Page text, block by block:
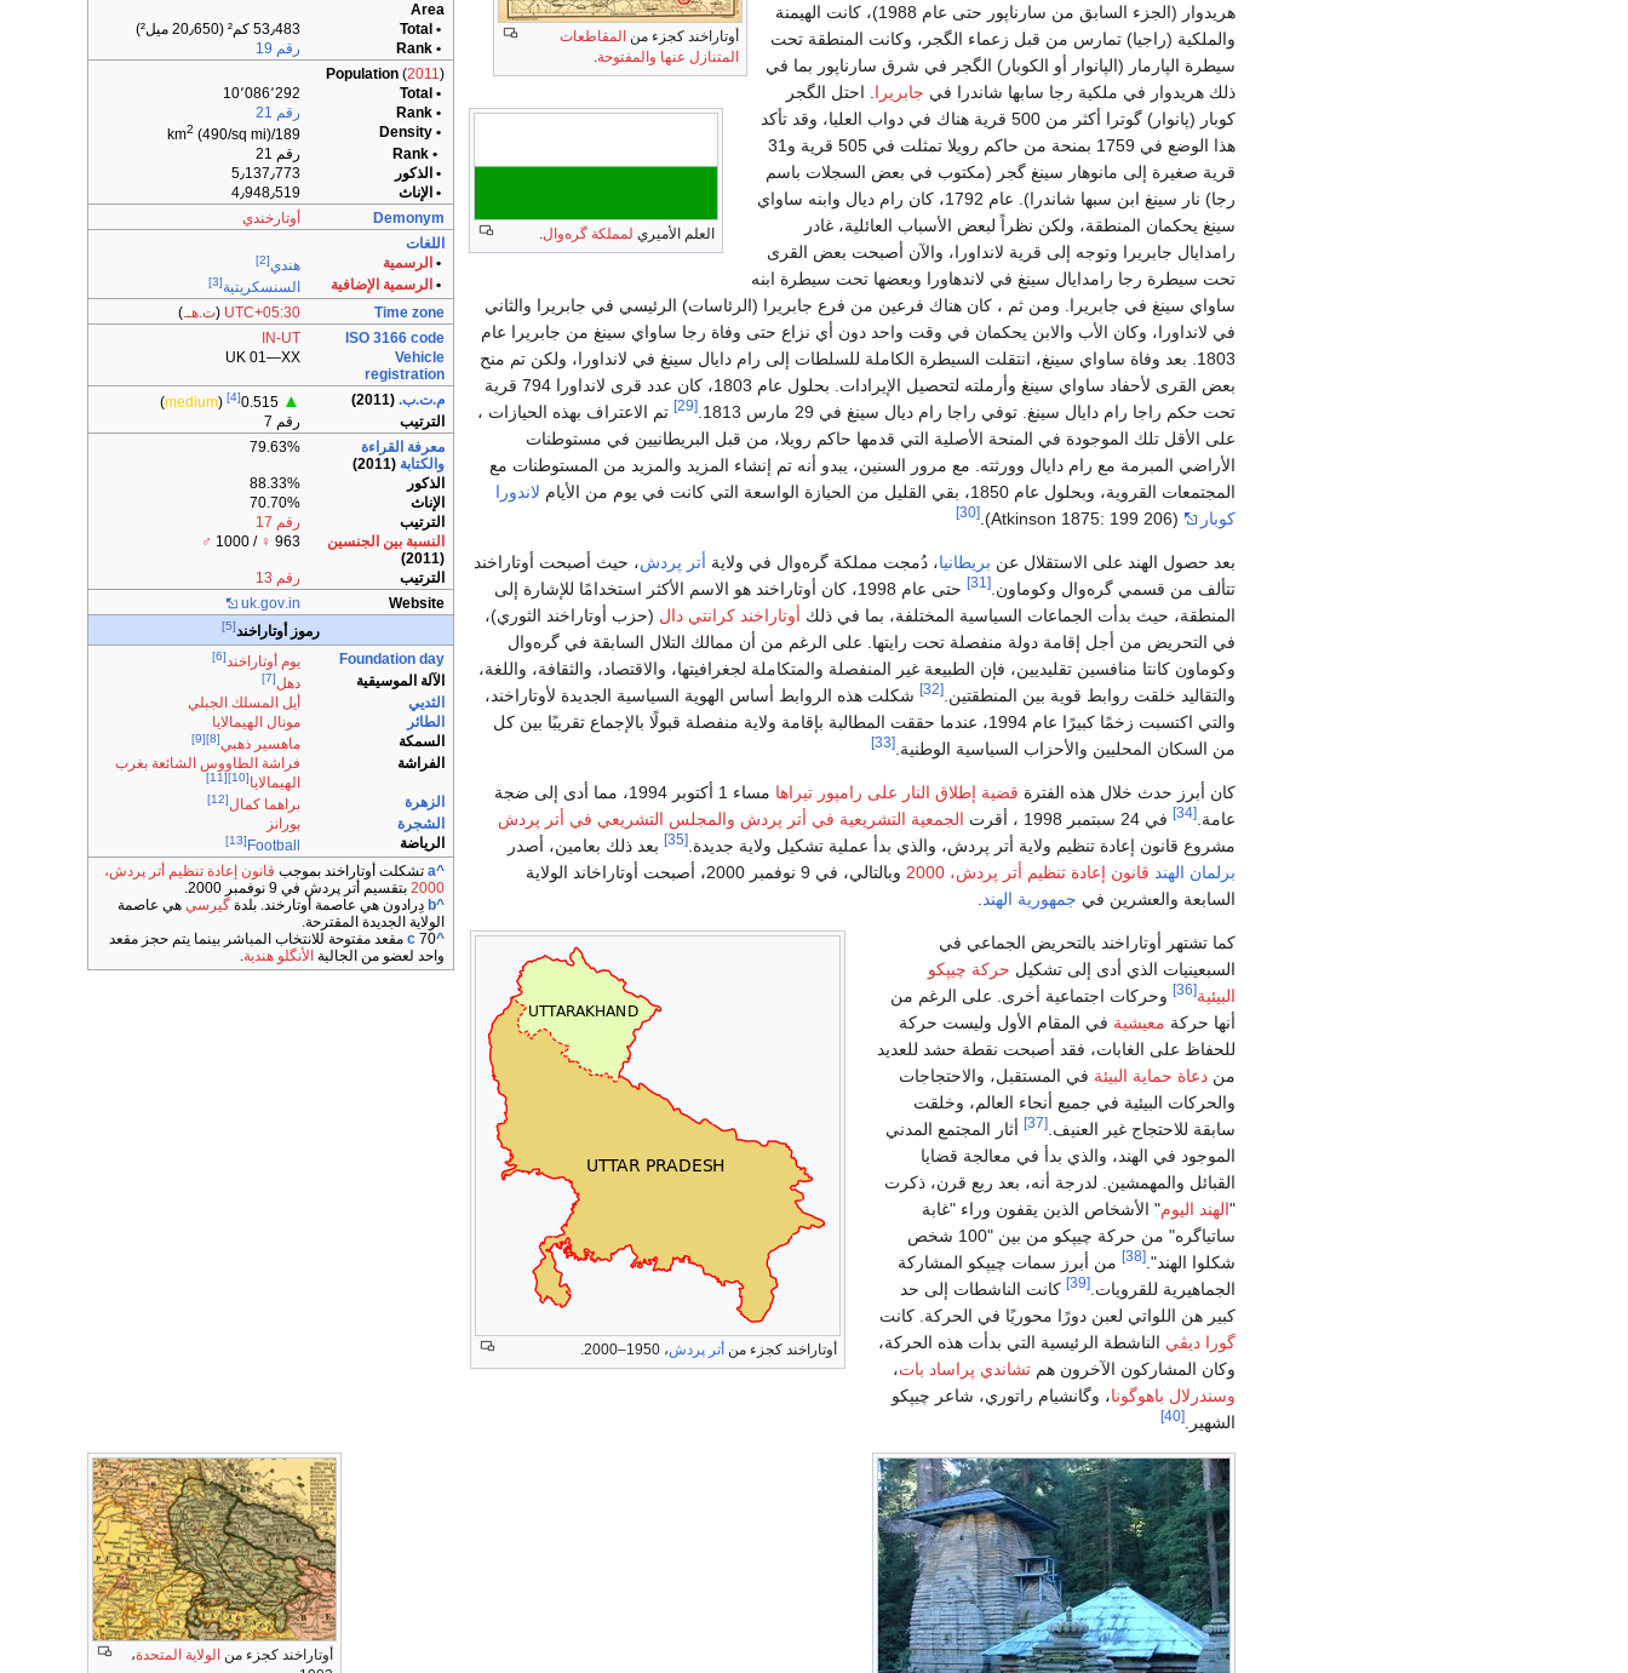
Area
• Total
53٫483 كم² (20٫650 ميل²)
• Rank
رقم 19
Population (2011)
• Total
10٬086٬292
• Rank
رقم 21
• Density
189/km
2 (490/sq mi)
• Rank
رقم 21
• الذكور
5٫137٫773
• الإناث
4٫948٫519
Demonym
أوتارخندي
اللغات
• الرسمية هندي[2]
• الرسمية الإضافية السنسكريتية[3]
Time zone
UTC+05:30
(ت.هـ.)
ISO 3166 code
IN-UT
Vehicle
registration
UK 01—XX
م.ت.ب. (2011)
▲
0.515
[4]
(
medium
)
الترتيب
رقم 7
معرفة القراءة
والكتابة (2011)
79.63%
الذكور
88.33%
الإناث
70.70%
الترتيب
رقم 17
النسبة بين الجنسين
(2011)
963
♀
/ 1000
♂
الترتيب
رقم 13
Website
uk.gov.in
رموز أوتاراخند[5]
Foundation day يوم أوتاراخند[6]
الآلة الموسيقية دهل[7]
الثديي
أيل المسلك الجبلي
الطائر
مونال الهيمالايا
السمكة
ماهسير ذهبي[8]
[9]
الفراشة
فراشة الطاووس الشائعة بغرب
الهيمالايا[10]
[11]
الزهرة براهما كمال[12]
الشجرة
بورانز
الرياضة
Football
[13]
^a تشكلت أوتاراخند بموجب قانون إعادة تنظيم أتر پردش،
2000 بتقسيم أتر پردش في 9 نوفمبر 2000.
^b
دِرادون هي عاصمة أوتارخند. بلدةگيرسي هي عاصمة
الولاية الجديدة المقترحة.
^c
70 مقعد مفتوحة للانتخاب المباشر بينما يتم حجز مقعد
واحد لعضو من الجالية الأنگلو هندية.
أوتاراخند كجزء من المقاطعات
المتنازل عنها والمفتوحة.
العلم الأميري لمملكة گره‌وال
هريدوار (الجزء السابق من سارناپور حتى عام 1988)، كانت الهيمنة
والملكية (راجيا) تمارس من قبل زعماء الگجر، وكانت المنطقة تحت
سيطرة الپارمار (الپانوار أو الكوبار) الگجر في شرق سارناپور بما في
ذلك هريدوار في ملكية رجا سابها شاندرا في جابريرا . احتل الگجر
كوبار (پانوار) گوترا أكثر من 500 قرية هناك في دواب العليا، وقد تأكد
هذا الوضع في 1759 بمنحة من حاكم رويلا تمثلت في 505 قرية و31
قرية صغيرة إلى مانوهار سينغ گجر (مكتوب في بعض السجلات باسم
رجا) نار سينغ ابن سبها شاندرا). عام 1792، كان رام ديال وابنه ساواي
سينغ يحكمان المنطقة، ولكن نظراً لبعض الأسباب العائلية، غادر
رامدايال جابريرا وتوجه إلى قرية لانداورا، والآن أصبحت بعض القرى
تحت سيطرة رجا رامدايال سينغ في لاندهاورا وبعضها تحت سيطرة ابنه
ساواي سينغ في جابريرا. ومن ثم ، كان هناك فرعين من فرع جابريرا (الرئاسات) الرئيسي في جابريرا والثاني
في لانداورا، وكان الأب والابن يحكمان في وقت واحد دون أي نزاع حتى وفاة رجا ساواي سينغ من جابريرا عام
1803. بعد وفاة ساواي سينغ، انتقلت السيطرة الكاملة للسلطات إلى رام دايال سينغ في لانداورا، ولكن تم منح
بعض القرى لأحفاد ساواي سينغ وأرملته لتحصيل الإيرادات. بحلول عام 1803، كان عدد قرى لانداورا 794 قرية
تحت حكم راجا رام دايال سينغ. توفي راجا رام ديال سينغ في 29 مارس 1813.
[29]
تم الاعتراف بهذه الحيازات ،
على الأقل تلك الموجودة في المنحة الأصلية التي قدمها حاكم رويلا، من قبل البريطانيين في مستوطنات
الأراضي المبرمة مع رام دايال وورثته. مع مرور السنين، يبدو أنه تم إنشاء المزيد والمزيد من المستوطنات مع
المجتمعات القروية، وبحلول عام 1850، بقي القليل من الحيازة الواسعة التي كانت في يوم من الأيام
لاندورا
كوبار
(Atkinson 1875: 199 206).
[30]
بعد حصول الهند على الاستقلال عن بريطانيا، دُمجت مملكة گره‌وال في ولاية أتر پردش، حيث أصبحت أوتاراخند
تتألف من قسمي گره‌وال وكوماون. [31]
حتى عام 1998، كان أوتاراخند هو الاسم الأكثر استخدامًا للإشارة إلى
المنطقة، حيث بدأت الجماعات السياسية المختلفة، بما في ذلك أوتاراخند كرانتي دال (حزب أوتاراخند الثوري)،
في التحريض من أجل إقامة دولة منفصلة تحت رايتها. على الرغم من أن ممالك التلال السابقة في گره‌وال
وكوماون كانتا منافسين تقليديين، فإن الطبيعة غير المنفصلة والمتكاملة لجغرافيتها، والاقتصاد، والثقافة، واللغة،
والتقاليد خلقت روابط قوية بين المنطقتين. [32]
شكلت هذه الروابط أساس الهوية السياسية الجديدة لأوتاراخند،
والتي اكتسبت زخمًا كبيرًا عام 1994، عندما حققت المطالبة بإقامة ولاية منفصلة قبولًا بالإجماع تقريبًا بين كل
من السكان المحليين والأحزاب السياسية الوطنية. [33]
كان أبرز حدث خلال هذه الفترة قضية إطلاق النار على رامپور تيراها
مساء 1 أكتوبر 1994، مما أدى إلى ضجة
عامة. [34] في 24 سبتمبر 1998 ، أقرت الجمعية التشريعية في أتر پردش والمجلس التشريعي في أتر پردش
مشروع قانون إعادة تنظيم ولاية أتر پردش، والذي بدأ عملية تشكيل ولاية جديدة. [35]
بعد ذلك بعامين، أصدر
برلمان الهند قانون إعادة تنظيم أتر پردش، 2000
وبالتالي، في 9 نوفمبر 2000، أصبحت أوتاراخاند الولاية
السابعة والعشرين في جمهورية الهند
أوتاراخند كجزء من أتر پردش، 1950–2000.
كما تشتهر أوتاراخند بالتحريض الجماعي في
السبعينيات الذي أدى إلى تشكيل حركة چيپكو
البيئية[36]
وحركات اجتماعية أخرى. على الرغم من
أنها حركة معيشية في المقام الأول وليست حركة
للحفاظ على الغابات، فقد أصبحت نقطة حشد للعديد
من دعاة حماية البيئة في المستقبل، والاحتجاجات
والحركات البيئية في جميع أنحاء العالم، وخلقت
سابقة للاحتجاج غير العنيف. [37]
أثار المجتمع المدني
الموجود في الهند، والذي بدأ في معالجة قضايا
القبائل والمهمشين. لدرجة أنه، بعد ربع قرن، ذكرت
"الهند اليوم" الأشخاص الذين يقفون وراء "غابة
ساتياگره" من حركة چيپكو من بين "100 شخص
شكلوا الهند". [38]
من أبرز سمات چيپكو المشاركة
الجماهيرية للقرويات. [39]
كانت الناشطات إلى حد
كبير هن اللواتي لعبن دورًا محوريًا في الحركة. كانت
گورا ديڤي الناشطة الرئيسية التي بدأت هذه الحركة،
وكان المشاركون الآخرون هم تشاندي پراساد بات،
وسندرلال باهوگونا، وگانشيام راتوري، شاعر چيپكو
الشهير.
[40]
أوتاراخند كجزء من الولاية المتحدة،